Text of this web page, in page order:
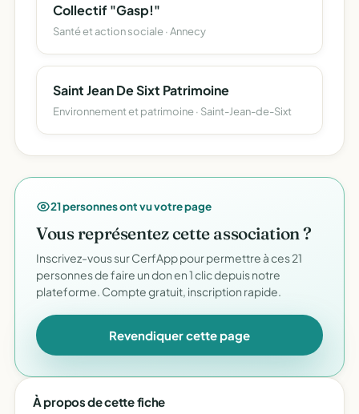
Collectif "Gasp!"
Santé et action sociale · Annecy
Saint Jean De Sixt Patrimoine
Environnement et patrimoine · Saint-Jean-de-Sixt
21 personnes ont vu votre page
Vous représentez cette association ?
Inscrivez-vous sur CerfApp pour permettre à ces 21
personnes de faire un don en 1 clic depuis notre
plateforme. Compte gratuit, inscription rapide.
Revendiquer cette page
À propos de cette fiche